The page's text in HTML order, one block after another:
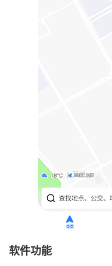
软件功能